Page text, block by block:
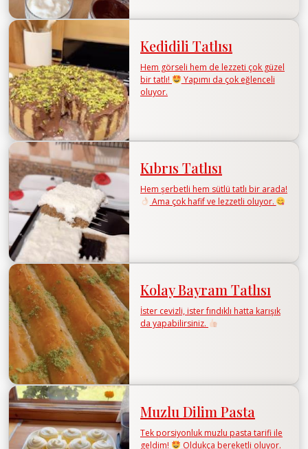
Kedidili Tatlısı
Hem görseli hem de lezzeti çok güzel
bir tatlı!
Yapımı da çok eğlenceli
oluyor.
Kıbrıs Tatlısı
Hem şerbetli hem sütlü tatlı bir arada!
Ama çok hafif ve lezzetli oluyor.
Kolay Bayram Tatlısı
İster cevizli, ister fındıklı hatta karışık
da yapabilirsiniz.
Muzlu Dilim Pasta
Tek porsiyonluk muzlu pasta tarifi ile
geldim!
Oldukça bereketli oluyor.